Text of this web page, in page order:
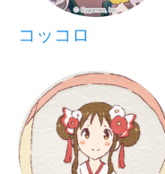
コッコロ